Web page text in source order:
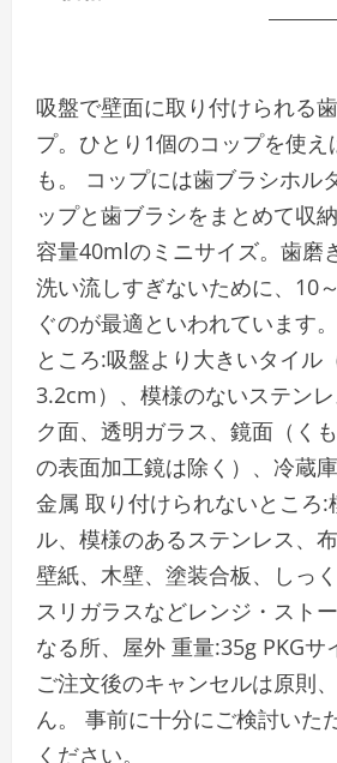
吸盤で壁面に取り付けられる
プ。ひとり1個のコップを使え
も。 コップには歯ブラシホル
ップと歯ブラシをまとめて収
容量40mlのミニサイズ。歯磨
洗い流しすぎないために、10
ぐのが最適といわれています
ところ:吸盤より大きいタイル
3.2cm）、模様のないステン
ク面、透明ガラス、鏡面（く
の表面加工鏡は除く）、冷蔵
金属 取り付けられないところ:
ル、模様のあるステンレス、
壁紙、木壁、塗装合板、しっく
スリガラスなどレンジ・スト
なる所、屋外 重量:35g PKG
ご注文後のキャンセルは原則
ん。 事前に十分にご検討いた
ください。